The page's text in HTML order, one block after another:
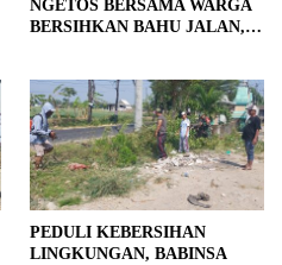
NGETOS BERSAMA WARGA
BERSIHKAN BAHU JALAN,
PEDULI KEBERSIHAN
LINGKUNGAN, BABINSA